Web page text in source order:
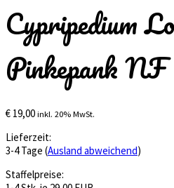
Cypripedium
Pinkepank NF
€ 19,00 inkl. 20% MwSt.
Lieferzeit:
3-4 Tage (Ausland abweichend)
Staffelpreise: